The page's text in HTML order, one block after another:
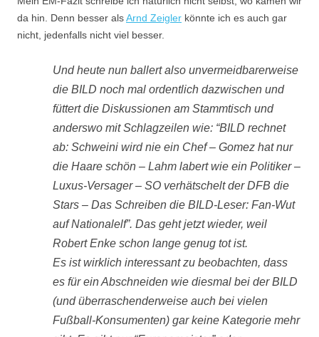
da hin. Denn besser alsArnd Zeigler könnte ich es auch gar
nicht, jedenfalls nicht viel besser.
Und heute nun ballert also unvermeidbarerweise
die BILD noch mal ordentlich dazwischen und
füttert die Diskussionen am Stammtisch und
anderswo mit Schlagzeilen wie: “BILD rechnet
ab: Schweini wird nie ein Chef – Gomez hat nur
die Haare schön – Lahm labert wie ein Politiker –
Luxus-Versager – SO verhätschelt der DFB die
Stars – Das Schreiben die BILD-Leser: Fan-Wut
auf Nationalelf”. Das geht jetzt wieder, weil
Robert Enke schon lange genug tot ist.
Es ist wirklich interessant zu beobachten, dass
es für ein Abschneiden wie diesmal bei der BILD
(und überraschenderweise auch bei vielen
Fußball-Konsumenten) gar keine Kategorie mehr